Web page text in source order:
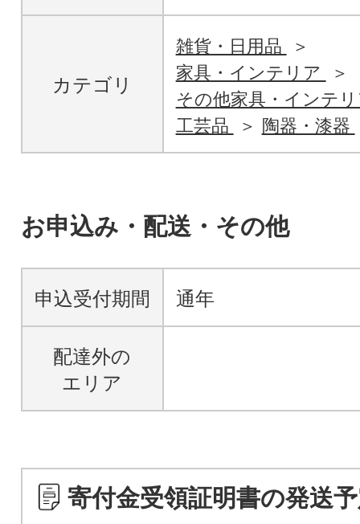
カテゴリ
雑貨・日用品
家具・インテリア
その他家具・インテ
工芸品
陶器・漆器
お申込み・配送・その他
申込受付期間 通年
配達外の
エリア
寄付金受領証明書の発送